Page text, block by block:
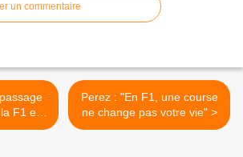
un commentaire
F1 en
Perez : "En F1, une course
ne change pas votre vie" >